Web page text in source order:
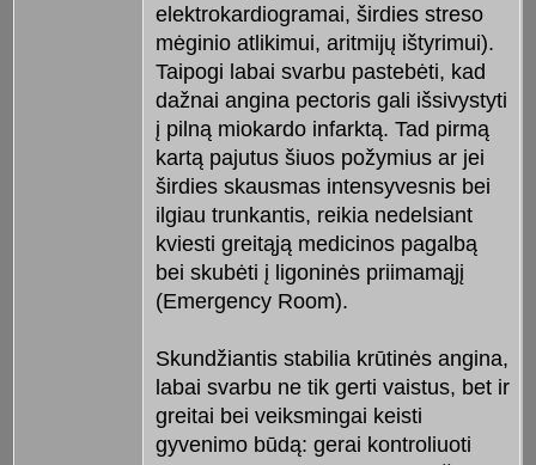
elektrokardiogramai, širdies streso
mėginio atlikimui, aritmijų ištyrimui).
Taipogi labai svarbu pastebėti, kad
dažnai angina pectoris gali išsivystyti
į pilną miokardo infarktą. Tad pirmą
kartą pajutus šiuos požymius ar jei
širdies skausmas intensyvesnis bei
ilgiau trunkantis, reikia nedelsiant
kviesti greitąją medicinos pagalbą
bei skubėti į ligoninės priimamąjį
(Emergency Room).
Skundžiantis stabilia krūtinės angina,
labai svarbu ne tik gerti vaistus, bet ir
greitai bei veiksmingai keisti
gyvenimo būdą: gerai kontroliuoti